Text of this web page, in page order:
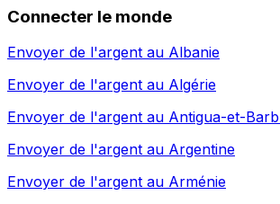
Connecter le monde
Envoyer de l'argent au Albanie
Envoyer de l'argent au Algérie
Envoyer de l'argent au Antigua-et-
Envoyer de l'argent au Argentine
Envoyer de l'argent au Arménie